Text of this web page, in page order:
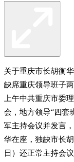
关于重庆市长胡衡
缺席重庆领导班子
上午中共重庆市委
会，地方领导“四套
军主持会议并发言
华在座，独缺市长
日）还正常主持会议